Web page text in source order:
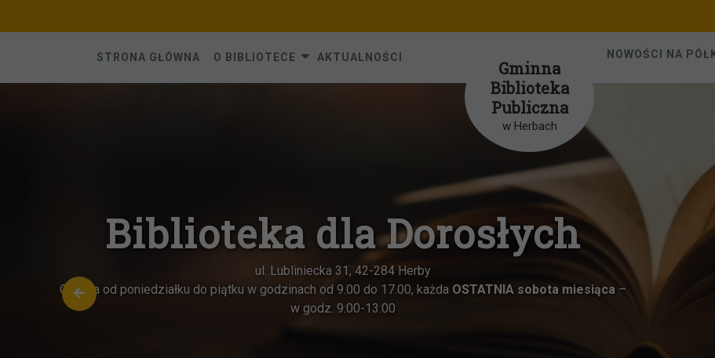
STRONA GŁÓWNA O BIBLIOTECE AKTUALNOŚCI
Gminna
Biblioteka
Publiczna
w Herbach
NOWOŚCI NA
Oddział dla dzieci w Herbach
ul. Katowicka 6, 42-284 Herby
Czynna od poniedziałku do piątku w godzinach od 8.00 do 15.00